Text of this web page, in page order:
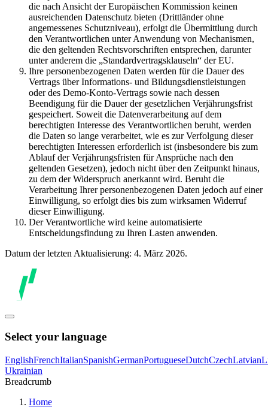
die nach Ansicht der Europäischen Kommission keinen
ausreichenden Datenschutz bieten (Drittländer ohne
angemessenes Schutzniveau), erfolgt die Übermittlung durch
den Verantwortlichen unter Anwendung von Mechanismen,
die den geltenden Rechtsvorschriften entsprechen, darunter
unter anderem die „Standardvertragsklauseln“ der EU.
Ihre personenbezogenen Daten werden für die Dauer des
Vertrags über Informations- und Bildungsdienstleistungen
oder des Demo-Konto-Vertrags sowie nach dessen
Beendigung für die Dauer der gesetzlichen Verjährungsfrist
gespeichert. Soweit die Datenverarbeitung auf dem
berechtigten Interesse des Verantwortlichen beruht, werden
die Daten so lange verarbeitet, wie es zur Verfolgung dieser
berechtigten Interessen erforderlich ist (insbesondere bis zum
Ablauf der Verjährungsfristen für Ansprüche nach den
geltenden Gesetzen), jedoch nicht über den Zeitpunkt hinaus,
zu dem der Widerspruch anerkannt wird. Beruht die
Verarbeitung Ihrer personenbezogenen Daten jedoch auf einer
Einwilligung, so erfolgt dies bis zum wirksamen Widerruf
dieser Einwilligung.
Der Verantwortliche wird keine automatisierte
Entscheidungsfindung zu Ihren Lasten anwenden.
Datum der letzten Aktualisierung: 4. März 2026.
Select your language
EnglishFrenchItalianSpanishGermanPortugueseDutchCzechLatvian
Ukrainian
Breadcrumb
Home